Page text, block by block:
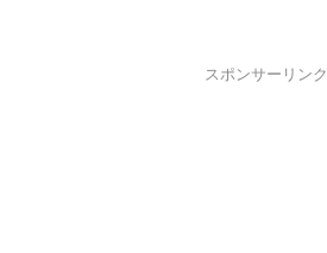
スポンサーリンク